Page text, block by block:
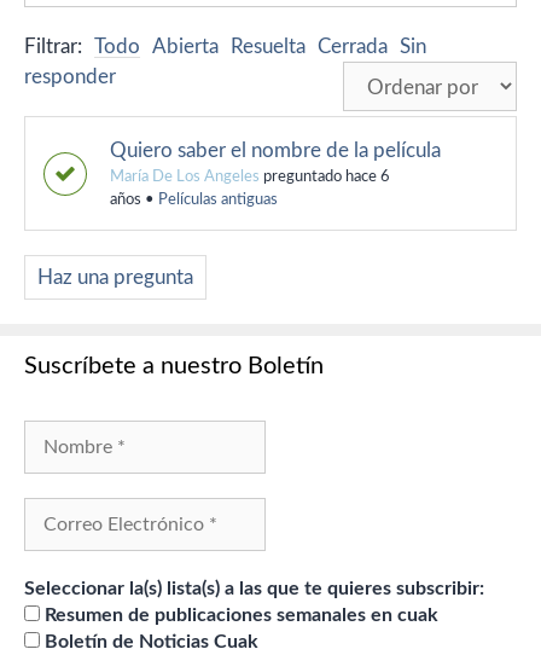
Filtrar: Todo Abierta Resuelta Cerrada Sin
responder
Quiero saber el nombre de la película
María De Los Angeles preguntado hace 6
años • Películas antiguas
Haz una pregunta
Suscríbete a nuestro Boletín
Seleccionar la(s) lista(s) a las que te quieres subscribir:
Resumen de publicaciones semanales en cuak
Boletín de Noticias Cuak